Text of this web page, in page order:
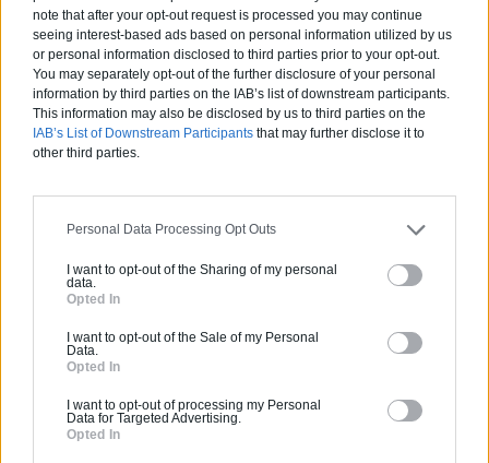
note that after your opt-out request is processed you may continue
seeing interest-based ads based on personal information utilized by us
or personal information disclosed to third parties prior to your opt-out.
You may separately opt-out of the further disclosure of your personal
information by third parties on the IAB’s list of downstream participants.
This information may also be disclosed by us to third parties on the
IAB’s List of Downstream Participants that may further disclose it to
other third parties.
Personal Data Processing Opt Outs
I want to opt-out of the Sharing of my personal
data.
Opted In
I want to opt-out of the Sale of my Personal
Data.
Opted In
I want to opt-out of processing my Personal
Data for Targeted Advertising.
Opted In
En savoir plus
Estimez gratuitement
votre projet